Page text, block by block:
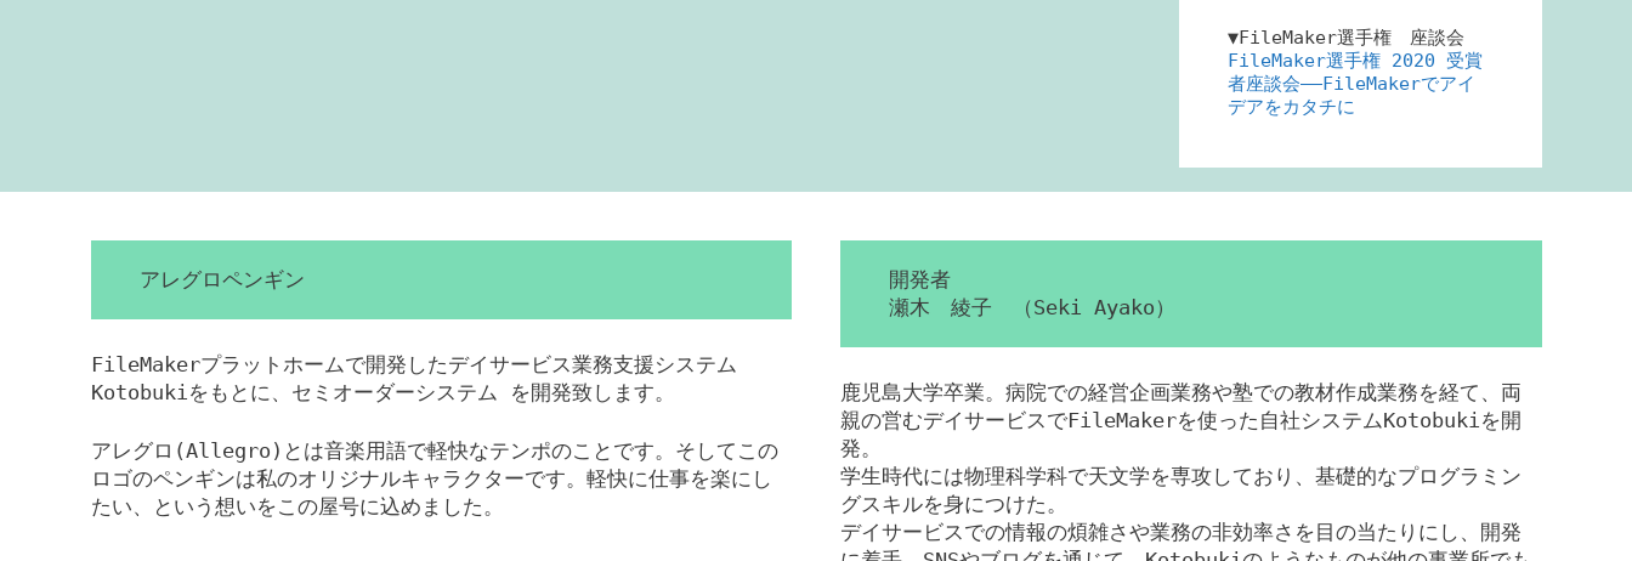
▼FileMaker選手権 座談会
FileMaker選手権 2020 受賞
者座談会――FileMakerでアイ
デアをカタチに
アレグロペンギン
FileMakerプラットホームで開発したデイサービス業務支援システム
Kotobukiをもとに、セミオーダーシステム を開発致します。
アレグロ(Allegro)とは音楽用語で軽快なテンポのことです。そしてこの
ロゴのペンギンは私のオリジナルキャラクターです。軽快に仕事を楽にし
たい、という想いをこの屋号に込めました。
開発者
瀬木 綾子 （Seki Ayako）
鹿児島大学卒業。病院での経営企画業務や塾での教材作成業務を経て、両
親の営むデイサービスでFileMakerを使った自社システムKotobukiを開
発。
学生時代には物理科学科で天文学を専攻しており、基礎的なプログラミン
グスキルを身につけた。
デイサービスでの情報の煩雑さや業務の非効率さを目の当たりにし、開発